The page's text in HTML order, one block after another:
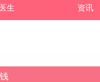
医生 资讯